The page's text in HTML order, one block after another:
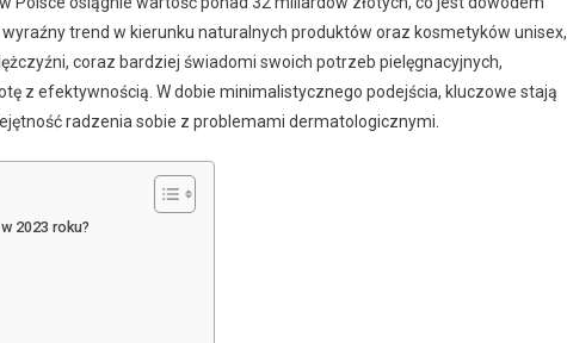
trend w kierunku naturalnych produktów oraz kosmetyków unisex,
coraz bardziej świadomi swoich potrzeb pielęgnacyjnych,
z efektywnością. W dobie minimalistycznego podejścia, kluczowe stają
radzenia sobie z problemami dermatologicznymi.
2023 roku?